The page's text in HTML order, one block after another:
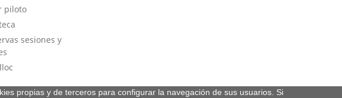
piloto
sesiones y
propias y de terceros para configurar la navegación de sus usuarios. Si